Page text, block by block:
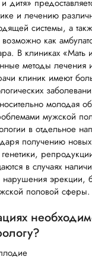
дитя»
и лечению
системы, а
как
В клиниках «Мать
методы лечения
клиник имеют
молодая
мужской
в отдельное
получению
в случаях
нарушения эрекции,
половой сферы.